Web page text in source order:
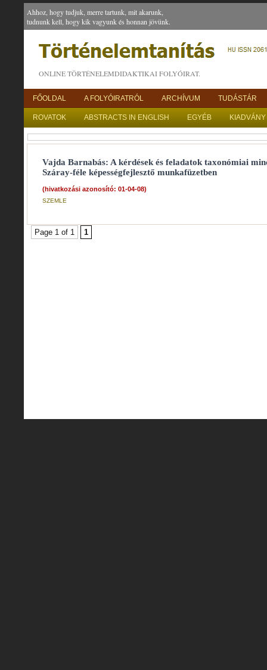
Ahhoz, hogy tudjuk, merre tartunk, mit akarunk,
tudnunk kell, hogy kik vagyunk és honnan jövünk.
ONLINE TÖRTÉNELEMDIDAKTIKAI FOLYÓIRAT.
FŐOLDAL A FOLYÓIRATRÓL ARCHÍVUM TUDÁSTÁR
ROVATOK ABSTRACTS IN ENGLISH EGYÉB
Vajda Barnabás: A kérdések és feladatok taxonómiai
Száray-féle képességfejlesztő munkafüzetben
(hivatkozási azonosító: 01-04-08)
SZEMLE
Page 1 of 1 1